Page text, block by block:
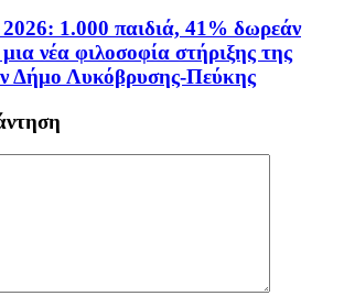
1.000 παιδιά, 41% δωρεάν
νέα φιλοσοφία στήριξης της
Δήμο Λυκόβρυσης-Πεύκης